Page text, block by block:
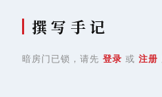
撰 写 手 记
暗房门已锁，请先 登录 或 注册